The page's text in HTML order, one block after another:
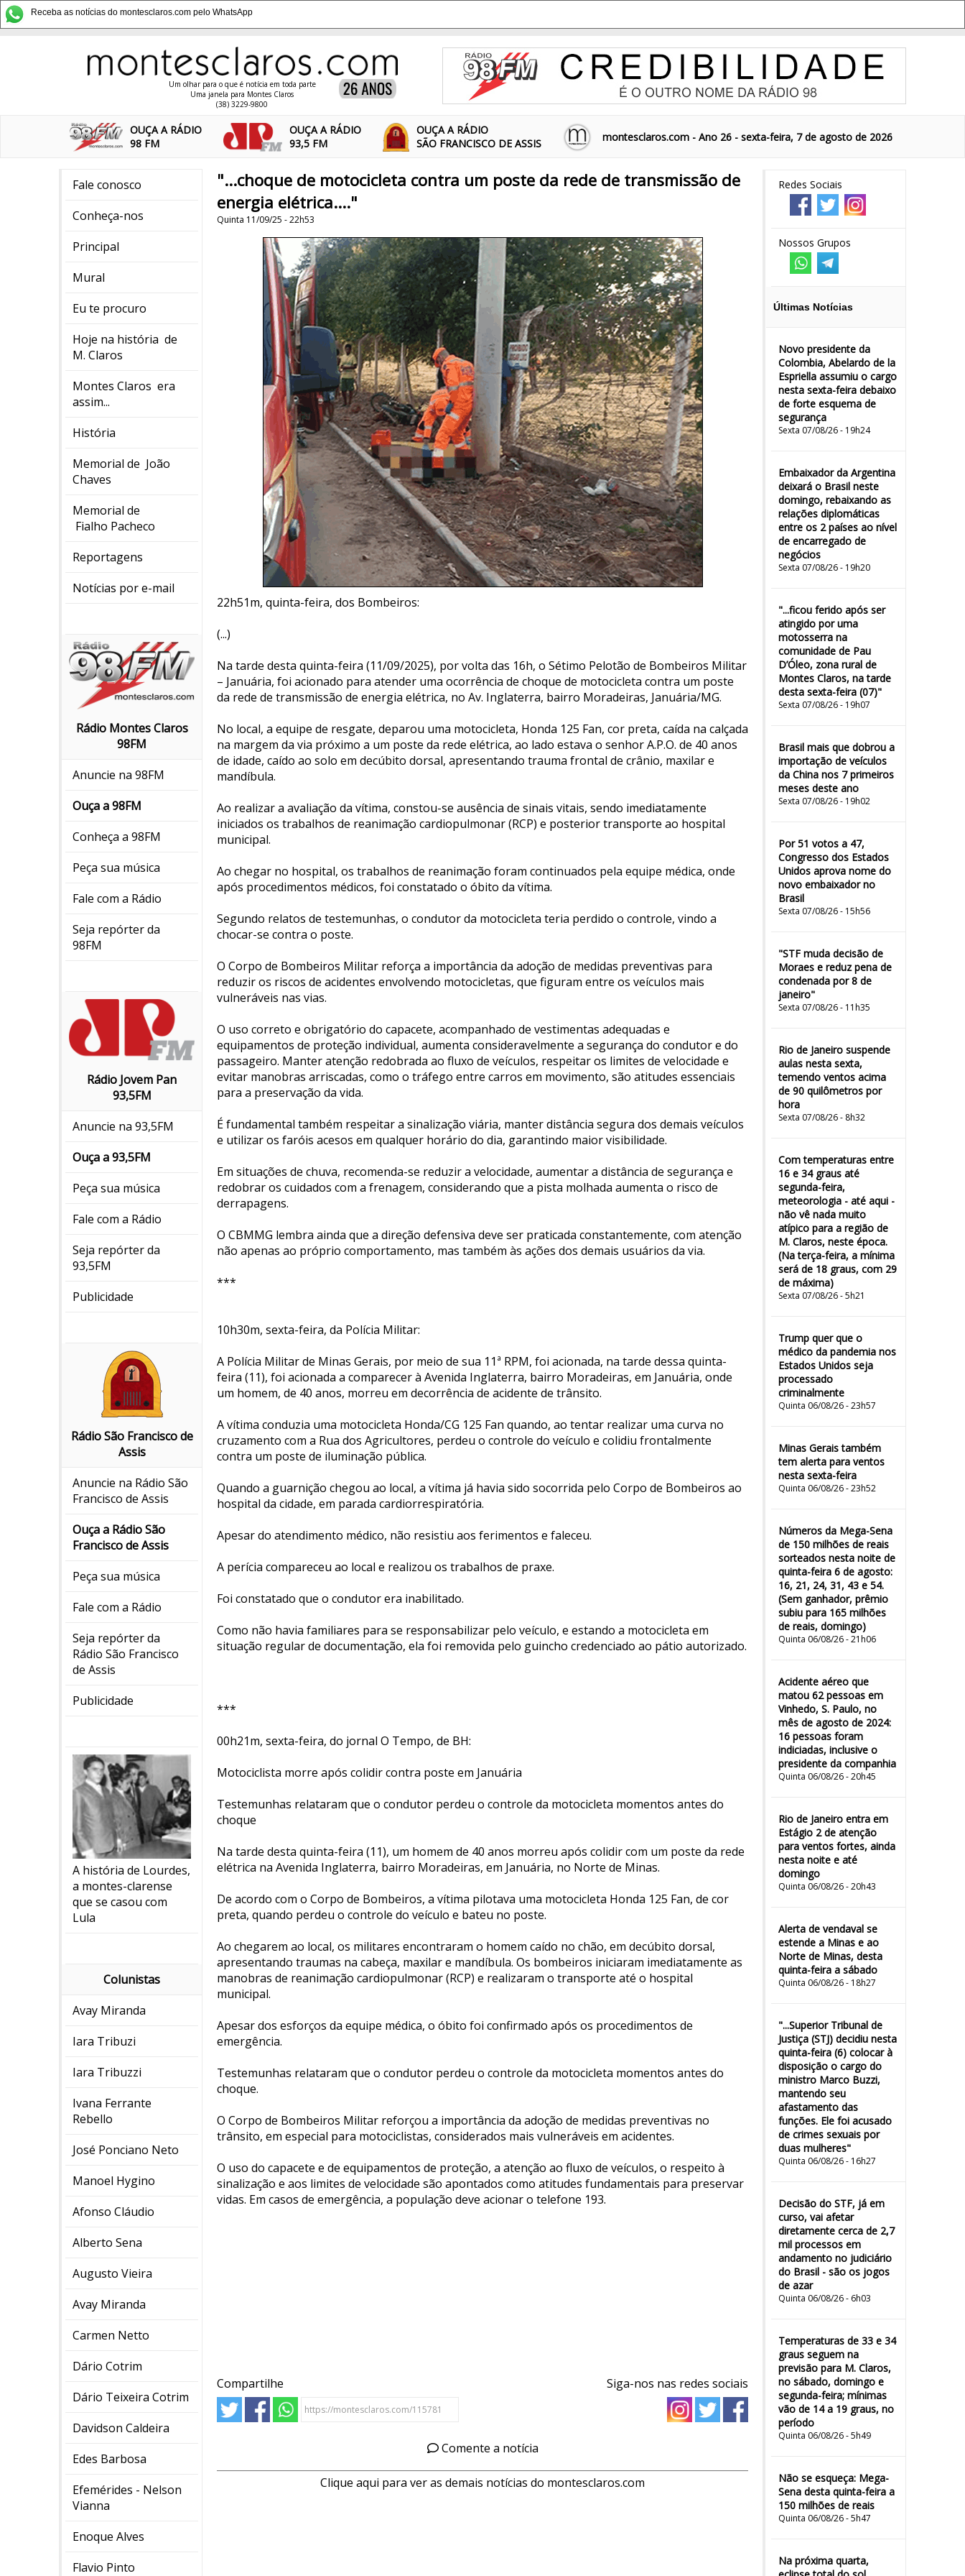
Receba as notícias do montesclaros.com pelo WhatsApp
Um olhar para o que é notícia em toda parte
Uma janela para Montes Claros
(38) 3229-9800
OUÇA A RÁDIO
98 FM
OUÇA A RÁDIO
93,5 FM
OUÇA A RÁDIO
SÃO FRANCISCO DE ASSIS
montesclaros.com - Ano 26 - sexta-feira, 7 de agosto de 2026
Fale conosco
Conheça-nos
Principal
Mural
Eu te procuro
Hoje na história de
M. Claros
Montes Claros era
assim...
História
Memorial de João
Chaves
Memorial de
Fialho Pacheco
Reportagens
Notícias por e-mail
Rádio Montes Claros
98FM
Anuncie na 98FM
Ouça a 98FM
Conheça a 98FM
Peça sua música
Fale com a Rádio
Seja repórter da
98FM
Rádio Jovem Pan
93,5FM
Anuncie na 93,5FM
Ouça a 93,5FM
Peça sua música
Fale com a Rádio
Seja repórter da
93,5FM
Publicidade
Rádio São Francisco de
Assis
Anuncie na Rádio São
Francisco de Assis
Ouça a Rádio São
Francisco de Assis
Peça sua música
Fale com a Rádio
Seja repórter da
Rádio São Francisco
de Assis
Publicidade
A história de Lourdes,
a montes-clarense
que se casou com
Lula
Colunistas
Avay Miranda
Iara Tribuzi
Iara Tribuzzi
Ivana Ferrante
Rebello
José Ponciano Neto
Manoel Hygino
Afonso Cláudio
Alberto Sena
Augusto Vieira
Avay Miranda
Carmen Netto
Dário Cotrim
Dário Teixeira Cotrim
Davidson Caldeira
Edes Barbosa
Efemérides - Nelson
Vianna
Enoque Alves
Flavio Pinto
Redes Sociais
Nossos Grupos
Últimas Notícias
Novo presidente da
Colombia, Abelardo de la
Espriella assumiu o cargo
nesta sexta-feira debaixo
de forte esquema de
segurança
Sexta 07/08/26 - 19h24
Embaixador da Argentina
deixará o Brasil neste
domingo, rebaixando as
relações diplomáticas
entre os 2 países ao nível
de encarregado de
negócios
Sexta 07/08/26 - 19h20
"...ficou ferido após ser
atingido por uma
motosserra na
comunidade de Pau
D’Óleo, zona rural de
Montes Claros, na tarde
desta sexta-feira (07)"
Sexta 07/08/26 - 19h07
Brasil mais que dobrou a
importação de veículos
da China nos 7 primeiros
meses deste ano
Sexta 07/08/26 - 19h02
Por 51 votos a 47,
Congresso dos Estados
Unidos aprova nome do
novo embaixador no
Brasil
Sexta 07/08/26 - 15h56
"STF muda decisão de
Moraes e reduz pena de
condenada por 8 de
janeiro"
Sexta 07/08/26 - 11h35
Rio de Janeiro suspende
aulas nesta sexta,
temendo ventos acima
de 90 quilômetros por
hora
Sexta 07/08/26 - 8h32
Com temperaturas entre
16 e 34 graus até
segunda-feira,
meteorologia - até aqui -
não vê nada muito
atípico para a região de
M. Claros, neste época.
(Na terça-feira, a mínima
será de 18 graus, com 29
de máxima)
Sexta 07/08/26 - 5h21
Trump quer que o
médico da pandemia nos
Estados Unidos seja
processado
criminalmente
Quinta 06/08/26 - 23h57
Minas Gerais também
tem alerta para ventos
nesta sexta-feira
Quinta 06/08/26 - 23h52
Números da Mega-Sena
de 150 milhões de reais
sorteados nesta noite de
quinta-feira 6 de agosto:
16, 21, 24, 31, 43 e 54.
(Sem ganhador, prêmio
subiu para 165 milhões
de reais, domingo)
Quinta 06/08/26 - 21h06
Acidente aéreo que
matou 62 pessoas em
Vinhedo, S. Paulo, no
mês de agosto de 2024:
16 pessoas foram
indiciadas, inclusive o
presidente da companhia
Quinta 06/08/26 - 20h45
Rio de Janeiro entra em
Estágio 2 de atenção
para ventos fortes, ainda
nesta noite e até
domingo
Quinta 06/08/26 - 20h43
Alerta de vendaval se
estende a Minas e ao
Norte de Minas, desta
quinta-feira a sábado
Quinta 06/08/26 - 18h27
"...Superior Tribunal de
Justiça (STJ) decidiu nesta
quinta-feira (6) colocar à
disposição o cargo do
ministro Marco Buzzi,
mantendo seu
afastamento das
funções. Ele foi acusado
de crimes sexuais por
duas mulheres"
Quinta 06/08/26 - 16h27
Decisão do STF, já em
curso, vai afetar
diretamente cerca de 2,7
mil processos em
andamento no judiciário
do Brasil - são os jogos
de azar
Quinta 06/08/26 - 6h03
Temperaturas de 33 e 34
graus seguem na
previsão para M. Claros,
no sábado, domingo e
segunda-feira; mínimas
vão de 14 a 19 graus, no
período
Quinta 06/08/26 - 5h49
Não se esqueça: Mega-
Sena desta quinta-feira a
150 milhões de reais
Quinta 06/08/26 - 5h47
Na próxima quarta,
"...choque de motocicleta contra um poste da rede de transmissão de
energia elétrica...."
Quinta 11/09/25 - 22h53
22h51m, quinta-feira, dos Bombeiros:
(...)
Na tarde desta quinta-feira (11/09/2025), por volta das 16h, o Sétimo Pelotão de Bombeiros Militar
– Januária, foi acionado para atender uma ocorrência de choque de motocicleta contra um poste
da rede de transmissão de energia elétrica, no Av. Inglaterra, bairro Moradeiras, Januária/MG.
No local, a equipe de resgate, deparou uma motocicleta, Honda 125 Fan, cor preta, caída na calçada
na margem da via próximo a um poste da rede elétrica, ao lado estava o senhor A.P.O. de 40 anos
de idade, caído ao solo em decúbito dorsal, apresentando trauma frontal de crânio, maxilar e
mandíbula.
Ao realizar a avaliação da vítima, constou-se ausência de sinais vitais, sendo imediatamente
iniciados os trabalhos de reanimação cardiopulmonar (RCP) e posterior transporte ao hospital
municipal.
Ao chegar no hospital, os trabalhos de reanimação foram continuados pela equipe médica, onde
após procedimentos médicos, foi constatado o óbito da vítima.
Segundo relatos de testemunhas, o condutor da motocicleta teria perdido o controle, vindo a
chocar-se contra o poste.
O Corpo de Bombeiros Militar reforça a importância da adoção de medidas preventivas para
reduzir os riscos de acidentes envolvendo motocicletas, que figuram entre os veículos mais
vulneráveis nas vias.
O uso correto e obrigatório do capacete, acompanhado de vestimentas adequadas e
equipamentos de proteção individual, aumenta consideravelmente a segurança do condutor e do
passageiro. Manter atenção redobrada ao fluxo de veículos, respeitar os limites de velocidade e
evitar manobras arriscadas, como o tráfego entre carros em movimento, são atitudes essenciais
para a preservação da vida.
É fundamental também respeitar a sinalização viária, manter distância segura dos demais veículos
e utilizar os faróis acesos em qualquer horário do dia, garantindo maior visibilidade.
Em situações de chuva, recomenda-se reduzir a velocidade, aumentar a distância de segurança e
redobrar os cuidados com a frenagem, considerando que a pista molhada aumenta o risco de
derrapagens.
O CBMMG lembra ainda que a direção defensiva deve ser praticada constantemente, com atenção
não apenas ao próprio comportamento, mas também às ações dos demais usuários da via.
***
10h30m, sexta-feira, da Polícia Militar:
A Polícia Militar de Minas Gerais, por meio de sua 11ª RPM, foi acionada, na tarde dessa quinta-
feira (11), foi acionada a comparecer à Avenida Inglaterra, bairro Moradeiras, em Januária, onde
um homem, de 40 anos, morreu em decorrência de acidente de trânsito.
A vítima conduzia uma motocicleta Honda/CG 125 Fan quando, ao tentar realizar uma curva no
cruzamento com a Rua dos Agricultores, perdeu o controle do veículo e colidiu frontalmente
contra um poste de iluminação pública.
Quando a guarnição chegou ao local, a vítima já havia sido socorrida pelo Corpo de Bombeiros ao
hospital da cidade, em parada cardiorrespiratória.
Apesar do atendimento médico, não resistiu aos ferimentos e faleceu.
A perícia compareceu ao local e realizou os trabalhos de praxe.
Foi constatado que o condutor era inabilitado.
Como não havia familiares para se responsabilizar pelo veículo, e estando a motocicleta em
situação regular de documentação, ela foi removida pelo guincho credenciado ao pátio autorizado.
***
00h21m, sexta-feira, do jornal O Tempo, de BH:
Motociclista morre após colidir contra poste em Januária
Testemunhas relataram que o condutor perdeu o controle da motocicleta momentos antes do
choque
Na tarde desta quinta-feira (11), um homem de 40 anos morreu após colidir com um poste da rede
elétrica na Avenida Inglaterra, bairro Moradeiras, em Januária, no Norte de Minas.
De acordo com o Corpo de Bombeiros, a vítima pilotava uma motocicleta Honda 125 Fan, de cor
preta, quando perdeu o controle do veículo e bateu no poste.
Ao chegarem ao local, os militares encontraram o homem caído no chão, em decúbito dorsal,
apresentando traumas na cabeça, maxilar e mandíbula. Os bombeiros iniciaram imediatamente as
manobras de reanimação cardiopulmonar (RCP) e realizaram o transporte até o hospital
municipal.
Apesar dos esforços da equipe médica, o óbito foi confirmado após os procedimentos de
emergência.
Testemunhas relataram que o condutor perdeu o controle da motocicleta momentos antes do
choque.
O Corpo de Bombeiros Militar reforçou a importância da adoção de medidas preventivas no
trânsito, em especial para motociclistas, considerados mais vulneráveis em acidentes.
O uso do capacete e de equipamentos de proteção, a atenção ao fluxo de veículos, o respeito à
sinalização e aos limites de velocidade são apontados como atitudes fundamentais para preservar
vidas. Em casos de emergência, a população deve acionar o telefone 193.
Compartilhe Siga-nos nas redes sociais
Comente a notícia
Clique aqui para ver as demais notícias do montesclaros.com